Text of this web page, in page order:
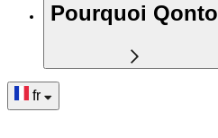
Pourquoi Qonto
fr